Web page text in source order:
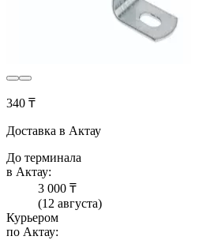
340 ₸
Доставка в Актау
До терминала
в Актау:
3 000 ₸
(12 августа)
Курьером
по Актау: